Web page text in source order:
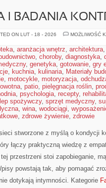
I BADANIA
ON LUT - 18 - 2026
MOŻLIWOŚĆ
, aranżacja wnętrz, architektura
budownictwo, choroby, diagnostyka,
, genetyka, gotowanie, gry
, kuchnia, kulinaria, Materiały
, motocykle, motoryzacja,
, patio, pielęgnacja roślin,
, psychologia, recepty,
spożywczy, sprzęt medyczny,
, wina, wodociągi,
, zdrowe żywienie, zdrowie
stworzone z myślą o kondycji
łączy praktyczną wiedzę z
przestrzeni stoi zapobieganie,
powstają tak, aby pomagać
dotykają intymności. Kategorie